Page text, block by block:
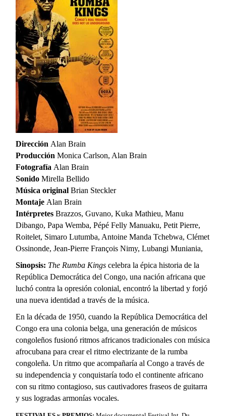
Dirección Alan Brain
ProducciónMonica Carlson, Alan Brain
Fotografía Alan Brain
SonidoMirella Bellido
Música originalBrian Steckler
Montaje Alan Brain
IntérpretesBrazzos, Guvano, Kuka Mathieu, Manu
Dibango, Papa Wemba, Pépé Felly Manuaku, Petit Pierre,
Roitelet, Simaro Lutumba, Antoine Manda Tchebwa, Clémet
Ossinonde, Jean-Pierre François Nimy, Lubangi Muniania,
Sinopsis: The Rumba Kingscelebra la épica historia de la
República Democrática del Congo, una nación africana que
luchó contra la opresión colonial, encontró la libertad y forjó
una nueva identidad a través de la música.
En la década de 1950, cuando la República Democrática del
Congo era una colonia belga, una generación de músicos
congoleños fusionó ritmos africanos tradicionales con música
afrocubana para crear el ritmo electrizante de la rumba
congoleña. Un ritmo que acompañaría al Congo a través de
su independencia y conquistaría todo el continente africano
con su ritmo contagioso, sus cautivadores fraseos de guitarra
y sus logradas armonías vocales.